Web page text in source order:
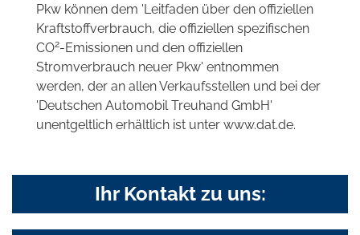
Pkw können dem 'Leitfaden über den offiziellen
Kraftstoffverbrauch, die offiziellen spezifischen
CO2-Emissionen und den offiziellen
Stromverbrauch neuer Pkw' entnommen
werden, der an allen Verkaufsstellen und bei der
'Deutschen Automobil Treuhand GmbH'
unentgeltlich erhältlich ist unter www.dat.de.
Ihr Kontakt zu uns: